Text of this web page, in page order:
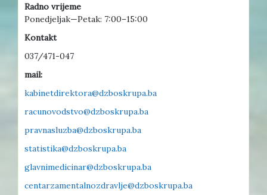
Radno vrijeme
Ponedjeljak—Petak: 7:00–15:00
Kontakt
037/471-047
mail:
kabinetdirektora@dzboskrupa.ba
racunovodstvo@dzboskrupa.ba
pravnasluzba@dzboskrupa.ba
statistika@dzboskrupa.ba
glavnimedicinar@dzboskrupa.ba
centarzamentalnozdravlje@dzboskrupa.ba